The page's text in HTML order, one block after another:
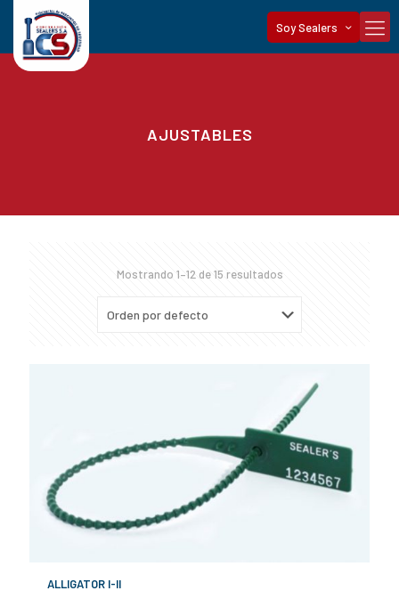
Soy Sealers
AJUSTABLES
Mostrando 1–12 de 15 resultados
ALLIGATOR I-II